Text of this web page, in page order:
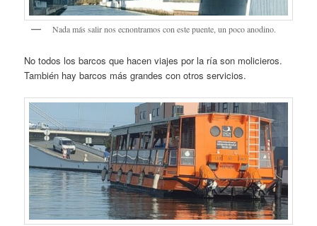
Nada más salir nos ecnontramos con este puente, un poco anodino.
No todos los barcos que hacen viajes por la ría son molicieros.
También hay barcos más grandes con otros servicios.